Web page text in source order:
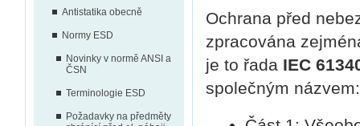
Ochrana před
zpracována
je to řada IEC
společným
Antistatika obecně
Normy ESD
Novinky v normě ANSI a
ČSN
Terminologie ESD
Požadavky na předměty